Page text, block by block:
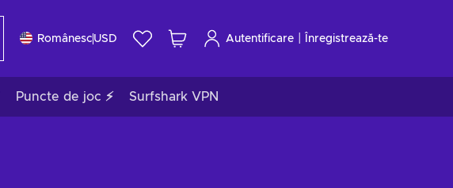
Românesc USD Autentificare Înregistrează-te
Puncte de joc ⚡ Surfshark VPN